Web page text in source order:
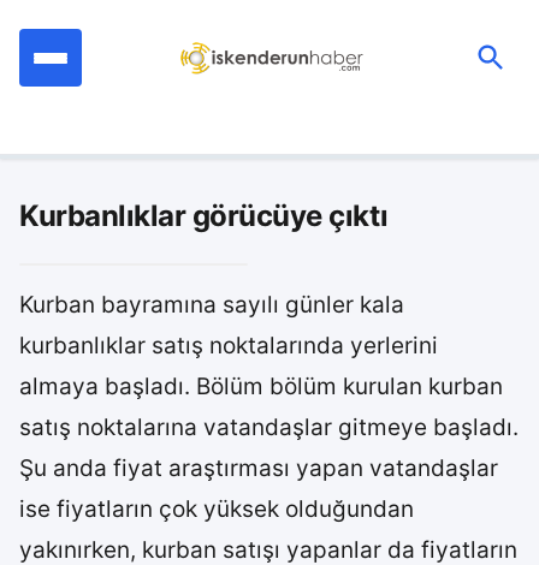
Kurbanlıklar görücüye çıktı
Kurban bayramına sayılı günler kala
kurbanlıklar satış noktalarında yerlerini
almaya başladı. Bölüm bölüm kurulan kurban
satış noktalarına vatandaşlar gitmeye başladı.
Şu anda fiyat araştırması yapan vatandaşlar
ise fiyatların çok yüksek olduğundan
yakınırken, kurban satışı yapanlar da fiyatların